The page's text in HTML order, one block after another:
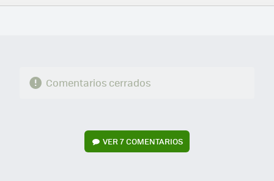
FACEBOOK
TWITTERFLIPBOARD
E-
WHATSAPP
Comentarios cerrados
VER7 COMENTARIOS